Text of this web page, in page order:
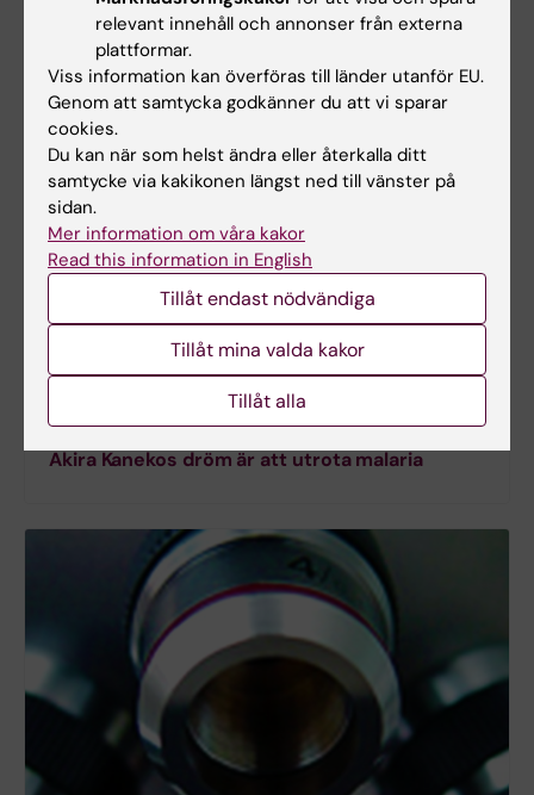
Mer på temat
Akira Kanekos dröm är att utrota malaria
relevant innehåll och annonser från externa
plattformar.
Viss information kan överföras till länder utanför EU.
Genom att samtycka godkänner du att vi sparar
cookies.
Du kan när som helst ändra eller återkalla ditt
samtycke via kakikonen längst ned till vänster på
sidan.
Mer information om våra kakor
Read this information in English
Tillåt endast nödvändiga
Tillåt mina valda kakor
Tillåt alla